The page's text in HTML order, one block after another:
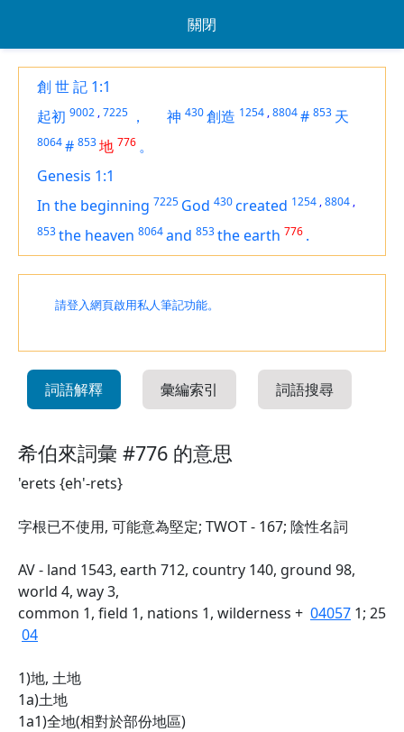
關閉
創 世 記 1:1
起初 9002 ,7225 ， 神 430創造 1254 ,8804# 853 天
8064# 853地 776 。
Genesis 1:1
In the beginning 7225 God 430created 1254 ,8804 ,
853the heaven 8064and 853the earth 776 .
請登入網頁啟用私人筆記功能。
詞語解釋 彙編索引 詞語搜尋
希伯來詞彙 #776 的意思
'erets {eh'-rets}
字根已不使用, 可能意為堅定; TWOT - 167; 陰性名詞
AV - land 1543, earth 712, country 140, ground 98,
world 4, way 3,
common 1, field 1, nations 1, wilderness + 04057 1; 25
04
1)地, 土地
1a)土地
1a1)全地(相對於部份地區)